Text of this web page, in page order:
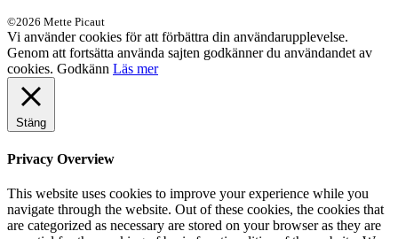
©2026 Mette Picaut
Vi använder cookies för att förbättra din användarupplevelse.
Genom att fortsätta använda sajten godkänner du användandet av
cookies. Godkänn Läs mer
Stäng
Privacy Overview
This website uses cookies to improve your experience while you
navigate through the website. Out of these cookies, the cookies that
are categorized as necessary are stored on your browser as they are